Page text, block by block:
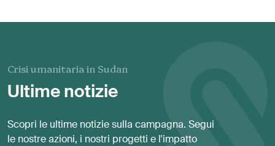
Crisi umanitaria in Sudan
Ultime notizie
Scopri le ultime notizie sulla campagna. Segui
le nostre azioni, i nostri progetti e l'impatto